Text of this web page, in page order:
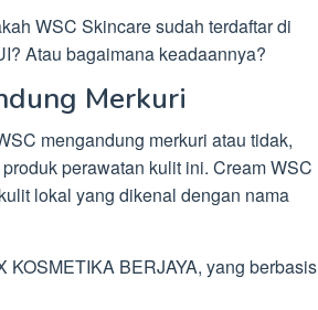
WSC Skincare sudah terdaftar di
Atau bagaimana keadaannya?
Merkuri
mengandung merkuri atau tidak,
perawatan kulit ini. Cream WSC
lokal yang dikenal dengan nama
BERJAYA, yang berbasis